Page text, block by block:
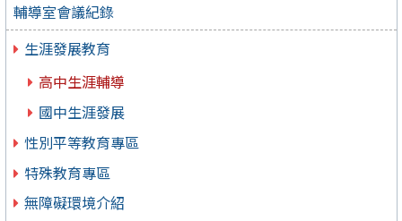
輔導室會議紀錄
生涯發展教育
高中生涯輔導
國中生涯發展
性別平等教育專區
特殊教育專區
無障礙環境介紹